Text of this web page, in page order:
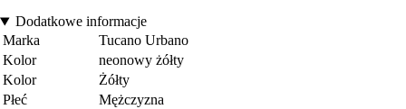
Dodatkowe informacje
Marka
Tucano Urbano
Kolor
neonowy żółty
Kolor
Żółty
Płeć
Mężczyzna